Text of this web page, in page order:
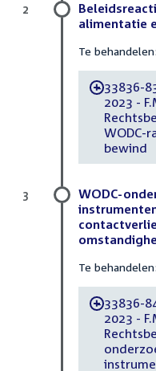
alimentatie
Te behandelen:
-33836-
2023 -
WODC-
bewind
2
WODC-
Te behandelen:
-33836-
2023 -
3